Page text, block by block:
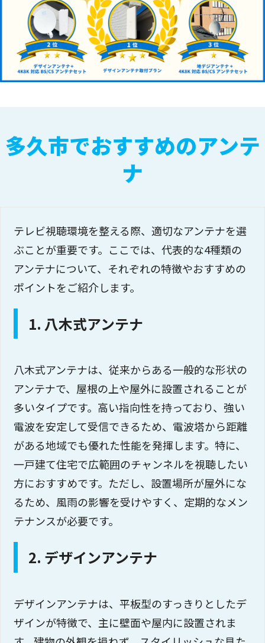
多久市でおすすめのアンテ
ナ
テレビ視聴環境を整える際、適切なアンテナを選
ぶことが重要です。ここでは、代表的な4種類の
アンテナについて、それぞれの特徴やおすすめの
ポイントをご紹介します。
1. 八木式アンテナ
八木式アンテナは、従来からある一般的な形状の
アンテナで、屋根の上や屋外に設置されることが
多いタイプです。高い指向性を持っており、強い
電波を安定して受信できるため、電波塔から距離
がある地域でも優れた性能を発揮します。特に、
一戸建て住宅で広範囲のチャンネルを視聴したい
方におすすめです。ただし、設置場所が屋外にな
るため、風雨の影響を受けやすく、定期的なメン
テナンスが必要です。
2. デザインアンテナ
デザインアンテナは、平板型のすっきりとしたデ
ザインが特徴で、主に壁面や屋内に設置されま